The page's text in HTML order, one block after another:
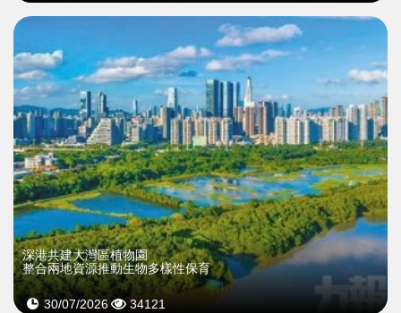
深港共建大灣區植物園
整合兩地資源推動生物多樣性保育
30/07/2026 34121